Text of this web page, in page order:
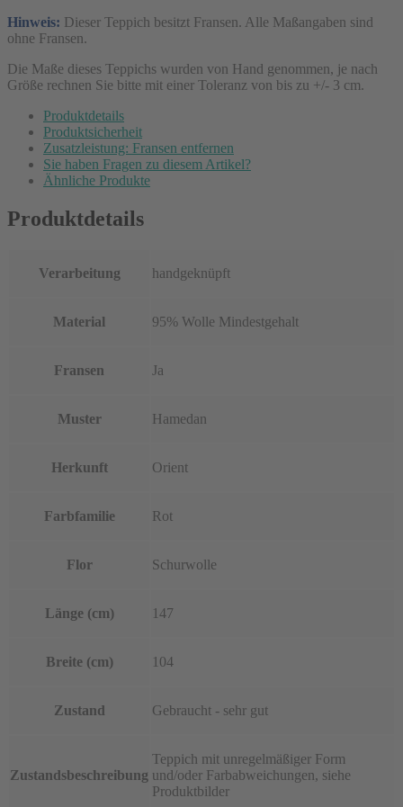
Hinweis: Dieser Teppich besitzt Fransen. Alle Maßangaben sind
ohne Fransen.
Die Maße dieses Teppichs wurden von Hand genommen, je nach
Größe rechnen Sie bitte mit einer Toleranz von bis zu +/- 3 cm.
Produktdetails
Produktsicherheit
Zusatzleistung: Fransen entfernen
Sie haben Fragen zu diesem Artikel?
Ähnliche Produkte
Produktdetails
Verarbeitung handgeknüpft
Material 95% Wolle Mindestgehalt
Fransen Ja
Muster Hamedan
Herkunft Orient
Farbfamilie Rot
Flor Schurwolle
Länge (cm) 147
Breite (cm) 104
Zustand Gebraucht - sehr gut
Zustandsbeschreibung
Teppich mit unregelmäßiger Form
und/oder Farbabweichungen, siehe
Produktbilder